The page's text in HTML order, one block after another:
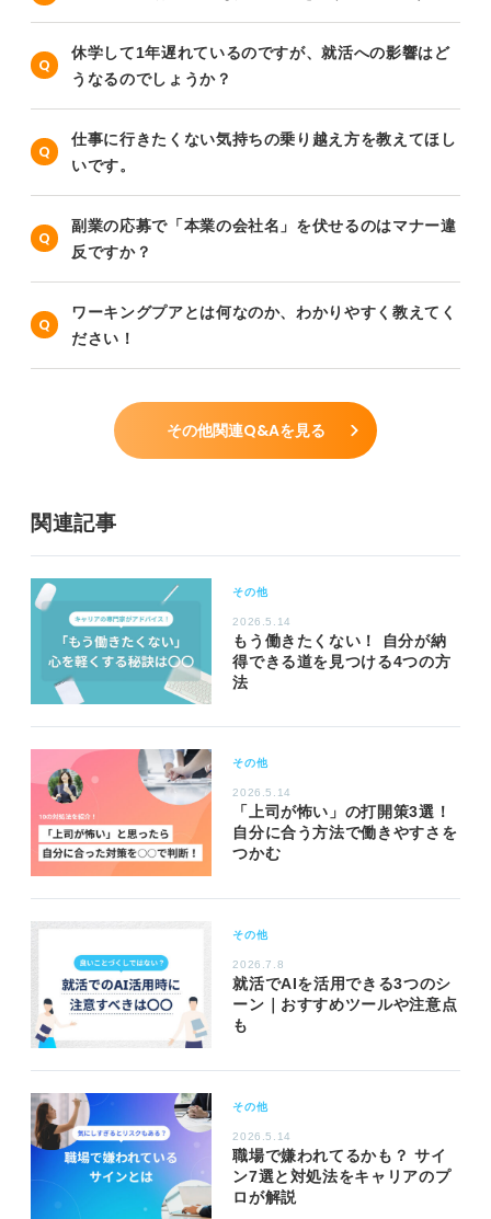
休学して1年遅れているのですが、就活への影響はど
うなるのでしょうか？
仕事に行きたくない気持ちの乗り越え方を教えてほし
いです。
副業の応募で「本業の会社名」を伏せるのはマナー違
反ですか？
ワーキングプアとは何なのか、わかりやすく教えてく
ださい！
その他関連Q&Aを見る
関連記事
その他
2026.5.14
もう働きたくない！ 自分が納
得できる道を見つける4つの方
法
その他
2026.5.14
「上司が怖い」の打開策3選！
自分に合う方法で働きやすさを
つかむ
その他
2026.7.8
就活でAIを活用できる3つのシ
ーン｜おすすめツールや注意点
も
その他
2026.5.14
職場で嫌われてるかも？ サイ
ン7選と対処法をキャリアのプ
ロが解説